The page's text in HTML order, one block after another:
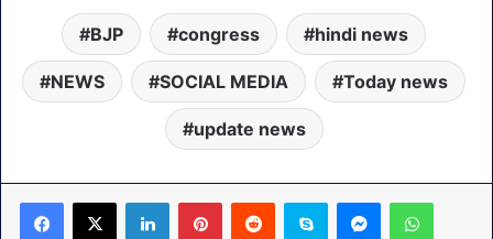
BJP congress hindi news
NEWS SOCIAL MEDIA Today news
update news
LinkedInPinterestReddit Skype Messenger